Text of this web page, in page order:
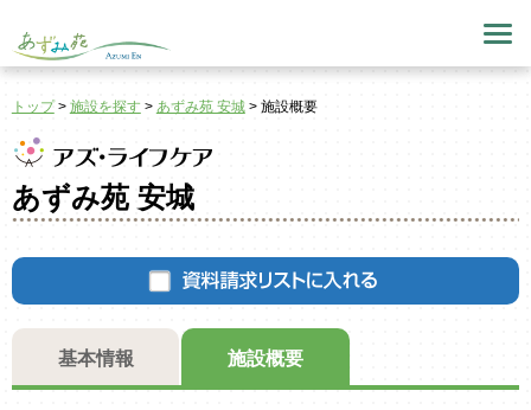
トップ> 施設を探す > あずみ苑 安城> 施設概要
あずみ苑 安城
基本情報 施設概要